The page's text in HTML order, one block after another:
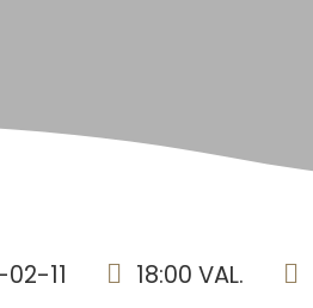
11 18:00 VAL.